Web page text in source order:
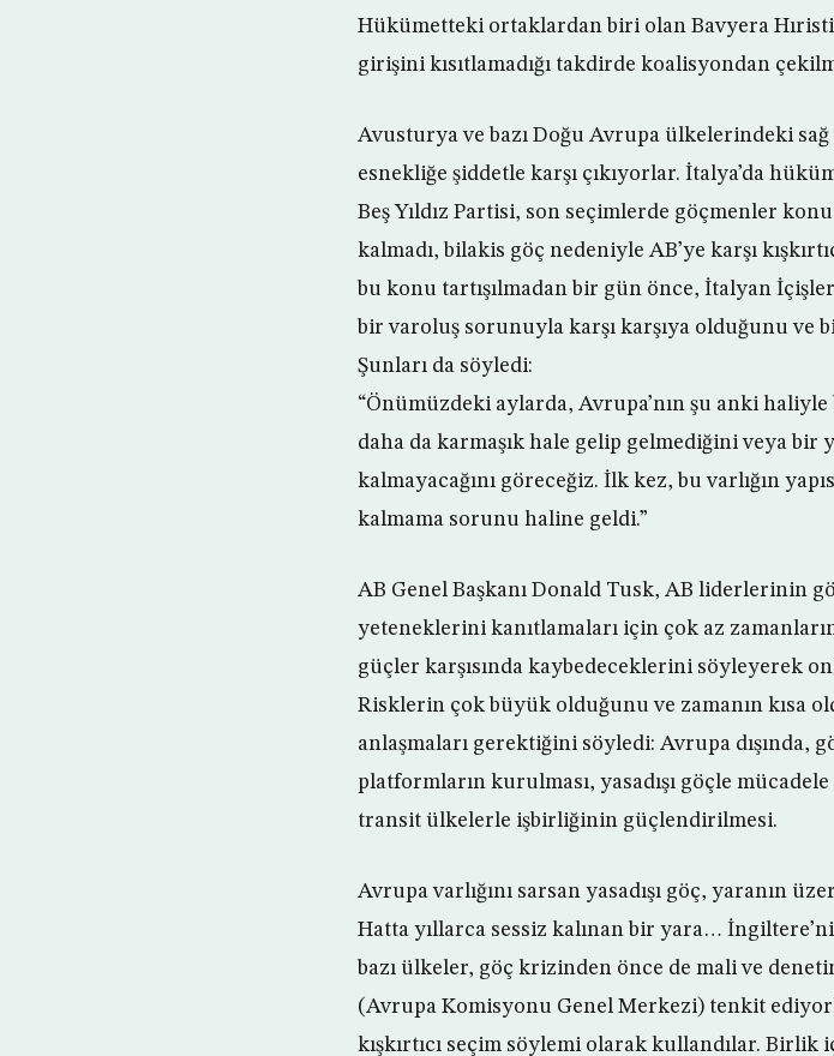
Hükümetteki ortaklardan biri olan Bavyera
girişini kısıtlamadığı takdirde koalisyondan
Avusturya ve bazı Doğu Avrupa ülkelerindeki
esnekliğe şiddetle karşı çıkıyorlar. İtalya’da
Beş Yıldız Partisi, son seçimlerde göçmenler
kalmadı, bilakis göç nedeniyle AB’ye karşı
bu konu tartışılmadan bir gün önce, İtalyan
bir varoluş sorunuyla karşı karşıya olduğunu ve
Şunları da söyledi:
“Önümüzdeki aylarda, Avrupa’nın şu anki
daha da karmaşık hale gelip gelmediğini veya bir
kalmayacağını göreceğiz. İlk kez, bu varlığın
kalmama sorunu haline geldi.”
AB Genel Başkanı Donald Tusk, AB liderlerinin
yeteneklerini kanıtlamaları için çok az
güçler karşısında kaybedeceklerini söyleyerek
Risklerin çok büyük olduğunu ve zamanın kısa
anlaşmaları gerektiğini söyledi: Avrupa dışında,
platformların kurulması, yasadışı göçle
transit ülkelerle işbirliğinin güçlendirilmesi.
Avrupa varlığını sarsan yasadışı göç, yaranın
Hatta yıllarca sessiz kalınan bir yara…
bazı ülkeler, göç krizinden önce de mali ve
(Avrupa Komisyonu Genel Merkezi) tenkit
kışkırtıcı seçim söylemi olarak kullandılar.